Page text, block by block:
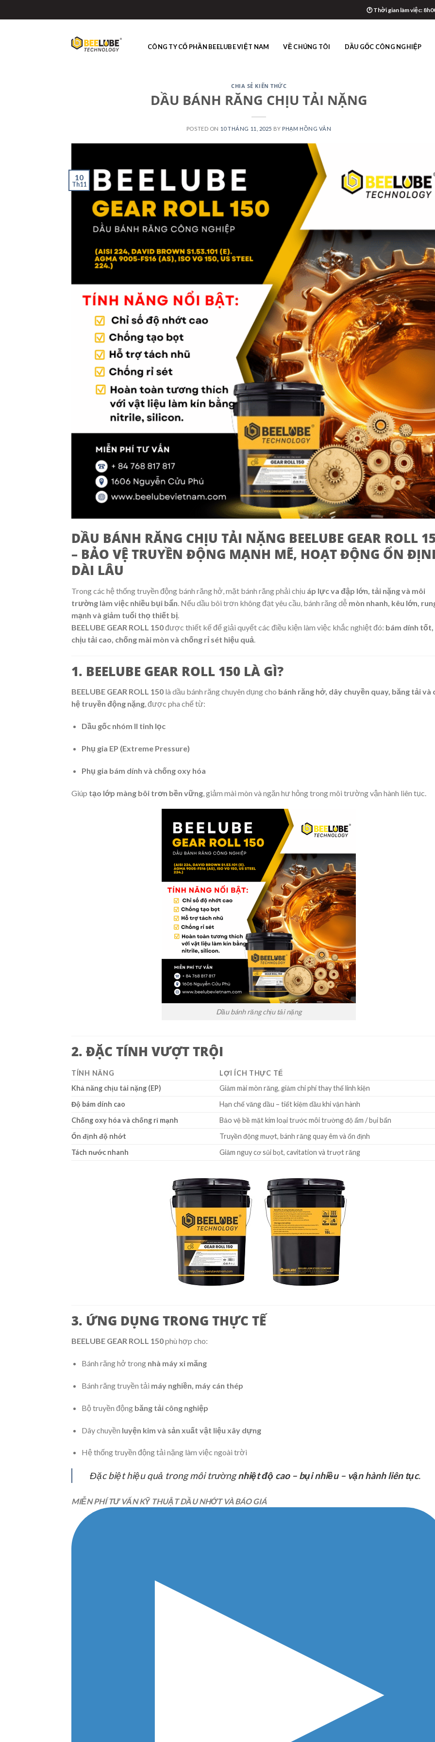
to
🕐 Thời gian làm việc:
CÔNG TY CỔ PHẦN BEELUBE VIỆT NAM VỀ CHÚNG TÔI DẦU GỐC CÔNG NGHIỆP
CHIA SẺ KIẾN THỨC
DẦU BÁNH RĂNG CHỊU TẢI NẶNG
POSTED ON 10 THÁNG 11, 2025 BY PHẠM HỒNG VÂN
10
Th11
DẦU BÁNH RĂNG CHỊU TẢI NẶNG BEELUBE GEAR ROLL
– BẢO VỆ TRUYỀN ĐỘNG MẠNH MẼ, HOẠT ĐỘNG ỔN
DÀI LÂU
Trong các hệ thống truyền động bánh răng hở, mặt bánh răng phải chịu áp lực va đập lớn, tải nặng và môi
trường làm việc nhiều bụi bẩn. Nếu dầu bôi trơn không đạt yêu cầu, bánh răng dễ mòn nhanh, kêu lớn,
mạnh và giảm tuổi thọ thiết bị.
BEELUBE GEAR ROLL 150được thiết kế để giải quyết các điều kiện làm việc khắc nghiệt đó: bám dính tốt,
chịu tải cao, chống mài mòn và chống rỉ sét hiệu quả.
1. BEELUBE GEAR ROLL 150 LÀ GÌ?
BEELUBE GEAR ROLL 150 là dầu bánh răng chuyên dụng cho bánh răng hở, dây chuyền quay, băng tải và
hệ truyền động nặng, được pha chế từ:
Dầu gốc nhóm II tinh lọc
Phụ gia EP (Extreme Pressure)
Phụ gia bám dính và chống oxy hóa
Giúp tạo lớp màng bôi trơn bền vững , giảm mài mòn và ngăn hư hỏng trong môi trường vận hành liên tục.
Dầu bánh răng chịu tải nặng
2. ĐẶC TÍNH VƯỢT TRỘI
TÍNH NĂNG
LỢI ÍCH THỰC TẾ
Khả năng chịu tải nặng (EP)
Giảm mài mòn răng, giảm chi phí thay thế linh kiện
Độ bám dính cao
Hạn chế văng dầu – tiết kiệm dầu khi vận hành
Chống oxy hóa và chống rỉ mạnh
Bảo vệ bề mặt kim loại trước môi trường độ ẩm / bụi bẩn
Ổn định độ nhớt
Truyền động mượt, bánh răng quay êm và ổn định
Tách nước nhanh
Giảm nguy cơ sủi bọt, cavitation và trượt răng
3. ỨNG DỤNG TRONG THỰC TẾ
BEELUBE GEAR ROLL 150phù hợp cho:
Bánh răng hở trong nhà máy xi măng
Bánh răng truyền tải máy nghiền, máy cán thép
Bộ truyền động băng tải công nghiệp
Dây chuyền luyện kim và sản xuất vật liệu xây dựng
Hệ thống truyền động tải nặng làm việc ngoài trời
Đặc biệt hiệu quả trong môi trườngnhiệt độ cao – bụi nhiều – vận hành liên tục.
MIỄN PHÍ TƯ VẤN KỸ THUẬT DẦU NHỚT VÀ BÁO GIÁ